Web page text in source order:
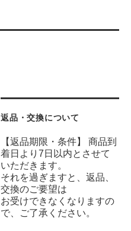
返品・交換について
【返品期限・条件】 商品到
着日より7日以内とさせて
いただきます。
それを過ぎますと、返品、
交換のご要望は
お受けできなくなりますの
で、ご了承ください。